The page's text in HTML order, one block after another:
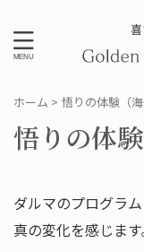
ホーム > 悟りの体験（海
悟りの体
ダルマのプログラ
真の変化を感じます